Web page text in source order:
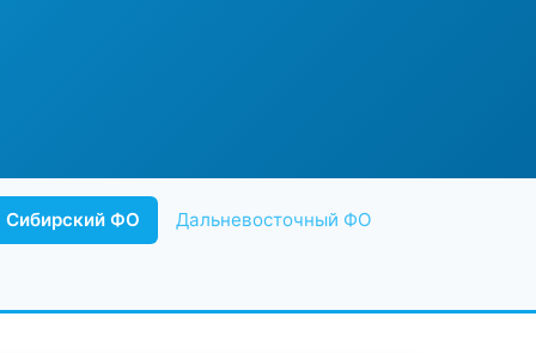
Сибирский ФО Дальневосточный ФО